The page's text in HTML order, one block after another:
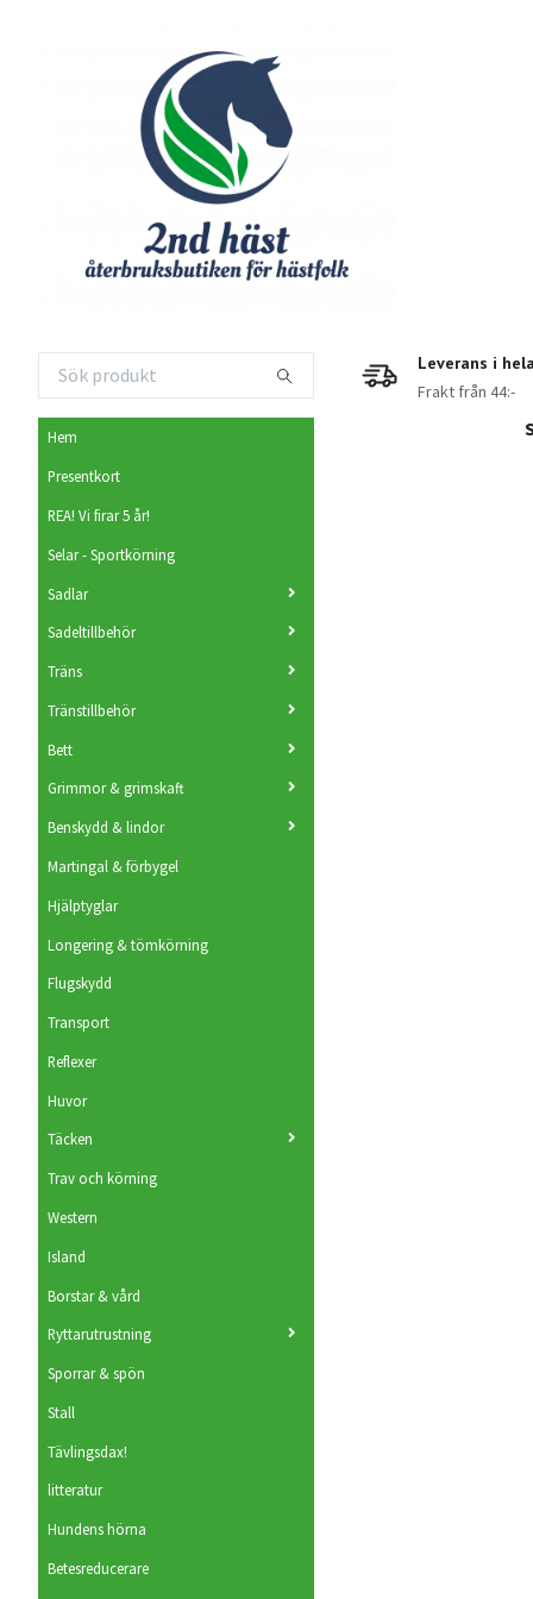
Hem
Presentkort
REA! Vi firar 5 år!
Selar - Sportkörning
Sadlar
Sadeltillbehör
Träns
Tränstillbehör
Bett
Grimmor & grimskaft
Benskydd & lindor
Martingal & förbygel
Hjälptyglar
Longering & tömkörning
Flugskydd
Transport
Reflexer
Huvor
Täcken
Trav och körning
Western
Island
Borstar & vård
Ryttarutrustning
Sporrar & spön
Stall
Tävlingsdax!
litteratur
Hundens hörna
Betesreducerare
Leverans i
Frakt från 44:-